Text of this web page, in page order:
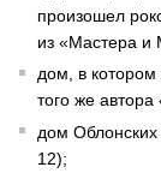
произошел
из «Мастера и
дом, в
того же
дом
12);